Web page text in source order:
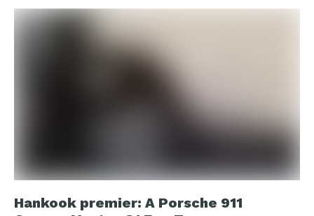
Hankook premier: A Porsche 911